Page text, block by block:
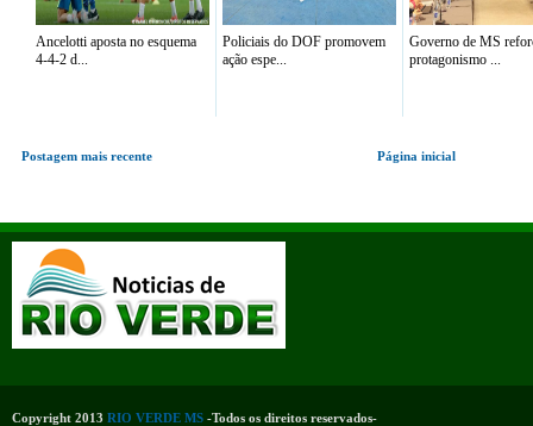
Ancelotti aposta no esquema
4-4-2 d...
Policiais do DOF promovem
ação espe...
Governo de MS
protagonismo ...
Postagem mais recente Página inicial
Copyright 2013 RIO VERDE MS -Todos os direitos reservados-